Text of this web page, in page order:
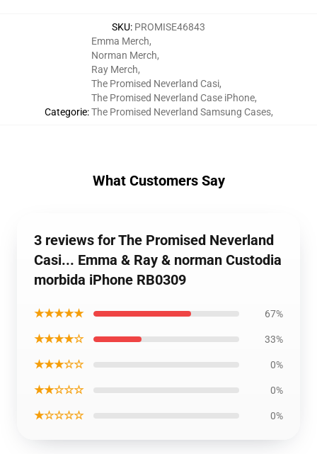
SKU: PROMISE46843
Categorie:
Emma Merch,
Norman Merch,
Ray Merch,
The Promised Neverland Casi,
The Promised Neverland Case iPhone,
The Promised Neverland Samsung Cases,
What Customers Say
3 reviews for The Promised Neverland
Casi... Emma & Ray & norman Custodia
morbida iPhone RB0309
★★★★★ 67%
★★★★☆ 33%
★★★☆☆ 0%
★★☆☆☆ 0%
★☆☆☆☆ 0%